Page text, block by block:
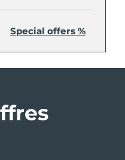
Special offers %